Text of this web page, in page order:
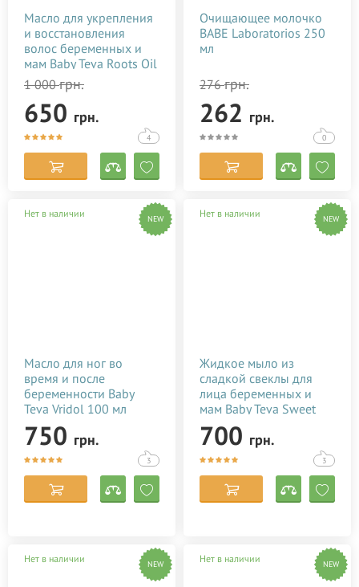
Масло для укрепления
и восстановления
волос беременных и
мам Baby Teva Roots Oil
10 мл
1 000грн.
650 грн.
4
Очищающее молочко
BABE Laboratorios 250
мл
276грн.
262 грн.
0
Нет в наличии NEW
Масло для ног во
время и после
беременности Baby
Teva Vridol 100 мл
750 грн.
3
Нет в наличии NEW
Жидкое мыло из
сладкой свеклы для
лица беременных и
мам Baby Teva Sweet
Soap 180 мл
700 грн.
3
Нет в наличии NEW Нет в наличии NEW